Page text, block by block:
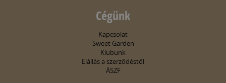
Cégünk
Kapcsolat
Sweet Garden
Klubunk
Elállás a szerződéstől
ÁSZF